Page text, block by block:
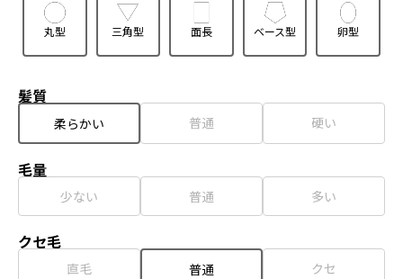
丸型 三角型 面長 ベース型 卵型
髪質
柔らかい 普通 硬い
毛量
少ない 普通 多い
クセ毛
直毛 普通 クセ